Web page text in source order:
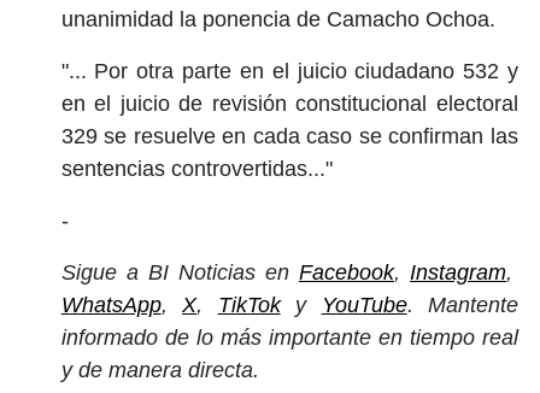
unanimidad la ponencia de Camacho Ochoa.
"... Por otra parte en el juicio ciudadano 532 y
en el juicio de revisión constitucional electoral
329 se resuelve en cada caso se confirman las
sentencias controvertidas..."
-
Sigue a BI Noticias en Facebook, Instagram,
WhatsApp,X, TikToky YouTube. Mantente
informado de lo más importante en tiempo real
y de manera directa.